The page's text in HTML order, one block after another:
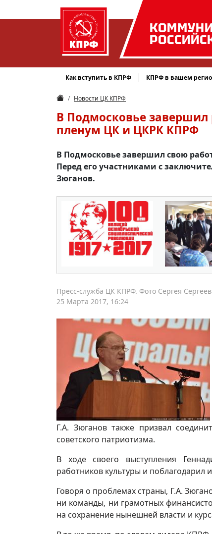
Как вступить в КПРФ КПРФ в вашем
Новости ЦК КПРФ
В Подмосковье
пленум ЦК и ЦКРК КПРФ
В Подмосковье завершил свою
Перед его участниками с
Зюганов.
Пресс-служба ЦК КПРФ. Фото Сергея
25 Марта 2017, 16:24
Г.А. Зюганов также призвал
советского патриотизма.
В ходе своего выступления
работников культуры и поблагодарил
Говоря о проблемах страны, Г.А.
ни команды, ни грамотных
на сохранение нынешней власти и